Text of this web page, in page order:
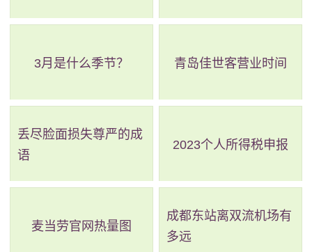
3月是什么季节？ 青岛佳世客营业时间
丢尽脸面损失尊严的成
语
2023个人所得税申报
麦当劳官网热量图
成都东站离双流机场有
多远